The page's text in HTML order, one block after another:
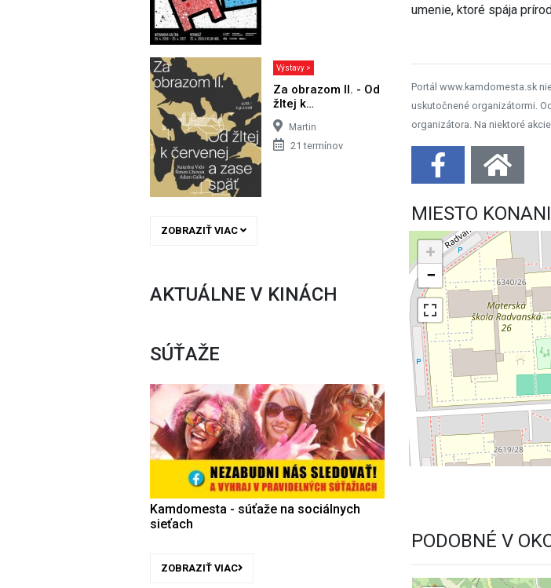
Výstavy >
Za obrazom II. - Od
žltej k…
Martin
21 termínov
ZOBRAZIŤ VIAC
AKTUÁLNE V KINÁCH
SÚŤAŽE
Kamdomesta - súťaže na sociálnych
sieťach
ZOBRAZIŤ VIAC
umenie, ktoré spája
Portál www.kamdomesta.sk
uskutočnené organizátormi.
organizátora. Na niektoré
MIESTO
+
−
PODOBNÉ V